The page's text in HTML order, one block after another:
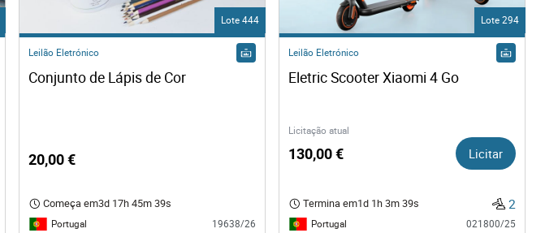
Lote 444
Leilão Eletrónico
Conjunto de Lápis de Cor
20,00 €
Começa em3d 17h 45m 38s
Portugal 19638/26
Lote 294
Leilão Eletrónico
Eletric Scooter Xiaomi 4 Go
Licitação atual
130,00 € Licitar
Termina em1d 1h 3m 38s 2
Portugal 021800/25